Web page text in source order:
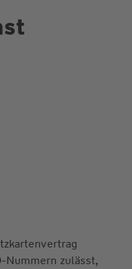
Nummern zulässt,